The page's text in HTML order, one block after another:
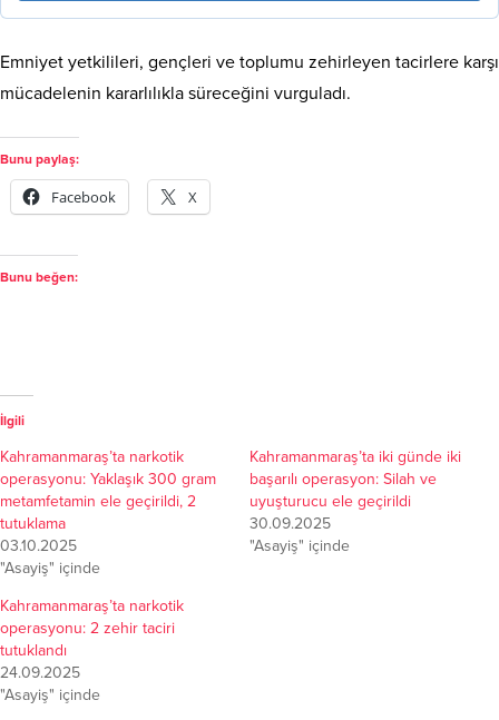
Emniyet yetkilileri, gençleri ve toplumu zehirleyen tacirlere karşı
mücadelenin kararlılıkla süreceğini vurguladı.
Bunu paylaş:
Facebook X
Bunu beğen:
İlgili
Kahramanmaraş’ta narkotik
operasyonu: Yaklaşık 300 gram
metamfetamin ele geçirildi, 2
tutuklama
03.10.2025
"Asayiş" içinde
Kahramanmaraş’ta iki günde iki
başarılı operasyon: Silah ve
uyuşturucu ele geçirildi
30.09.2025
"Asayiş" içinde
Kahramanmaraş’ta narkotik
operasyonu: 2 zehir taciri
tutuklandı
24.09.2025
"Asayiş" içinde